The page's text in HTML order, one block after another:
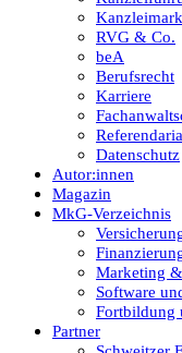
RVG & Co.
beA
Berufsrecht
Karriere
Datenschutz
Autor:innen
Magazin
MkG-Verzeichnis
Marketing
Software
Fortbildung
Partner